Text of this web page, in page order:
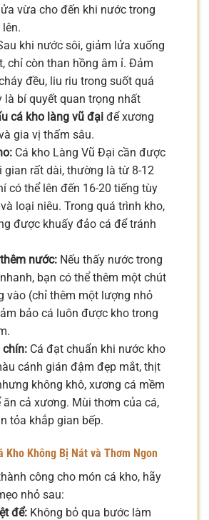
vừa cho đến khi nước trong
khi nước sôi, giảm lửa xuống
chỉ còn than hồng âm ỉ. Đảm
đều, liu riu trong suốt quá
là bí quyết quan trọng nhất
cá kho làng vũ đại để xương
gia vị thấm sâu.
Cá kho Làng Vũ Đại cần được
gian rất dài, thường là từ 8-12
có thể lên đến 16-20 tiếng tùy
loại niêu. Trong quá trình kho,
được khuấy đảo cá để tránh
nước: Nếu thấy nước trong
bạn có thể thêm một chút
vào (chỉ thêm một lượng nhỏ
bảo cá luôn được kho trong
chín: Cá đạt chuẩn khi nước kho
cánh gián đậm đẹp mắt, thịt
không khô, xương cá mềm
ăn cả xương. Mùi thơm của cá,
tỏa khắp gian bếp.
Kho Không Bị Nát và Thơm Ngon
công cho món cá kho, hãy
nhỏ sau:
để: Không bỏ qua bước làm